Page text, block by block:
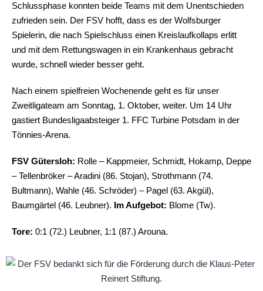
Schlussphase konnten beide Teams mit dem Unentschieden
zufrieden sein. Der FSV hofft, dass es der Wolfsburger
Spielerin, die nach Spielschluss einen Kreislaufkollaps erlitt
und mit dem Rettungswagen in ein Krankenhaus gebracht
wurde, schnell wieder besser geht.
Nach einem spielfreien Wochenende geht es für unser
Zweitligateam am Sonntag, 1. Oktober, weiter. Um 14 Uhr
gastiert Bundesligaabsteiger 1. FFC Turbine Potsdam in der
Tönnies-Arena.
FSV Gütersloh: Rolle – Kappmeier, Schmidt, Hokamp, Deppe
– Tellenbröker – Aradini (86. Stojan), Strothmann (74.
Bultmann), Wahle (46. Schröder) – Pagel (63. Akgül),
Baumgärtel (46. Leubner). Im Aufgebot: Blome (Tw).
Tore: 0:1 (72.) Leubner, 1:1 (87.) Arouna.